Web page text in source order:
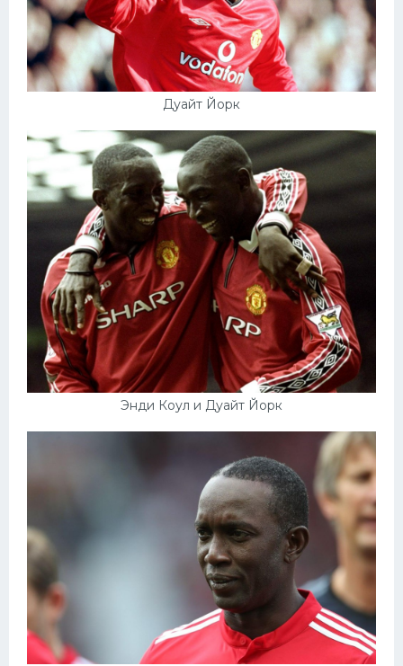
Дуайт Йорк
Энди Коул и Дуайт Йорк